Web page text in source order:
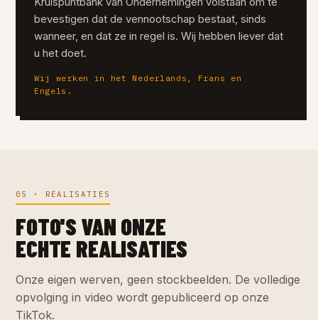
bevestigen dat de vennootschap bestaat, sinds
wanneer, en dat ze in regel is. Wij hebben liever dat
u het doet.
Wij werken in het Nederlands, Frans en
Engels.
05 · REALISATIES
FOTO'S VAN ONZE
ECHTE REALISATIES
Onze eigen werven, geen stockbeelden. De volledige
opvolging in video wordt gepubliceerd op onze
TikTok.